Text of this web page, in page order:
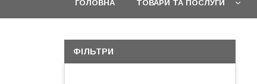
ГОЛОВНА ТОВАРИ ТА ПОСЛУГИ
ФІЛЬТРИ